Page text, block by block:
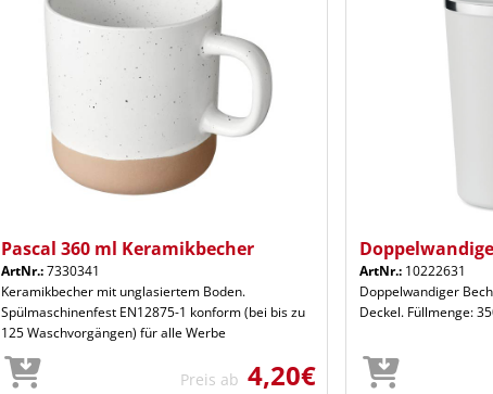
Pascal 360 ml Keramikbecher
ArtNr.:7330341
Keramikbecher mit unglasiertem Boden.
Spülmaschinenfest EN12875-1 konform (bei bis zu
125 Waschvorgängen) für alle Werbe
Preis ab 4,20€
ArtNr.: 10222631
Doppelwandiger
Deckel. Füllmenge: